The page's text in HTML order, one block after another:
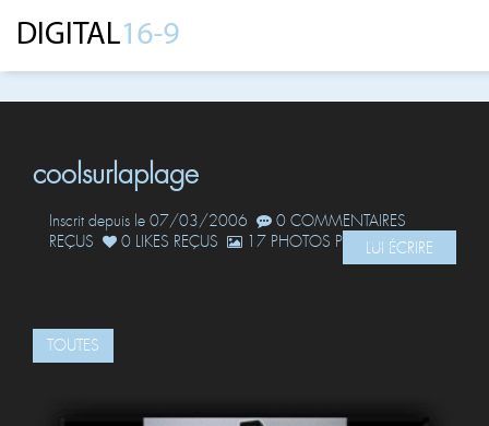
coolsurlaplage
Inscrit depuis le 07/03/2006
0 COMMENTAIRES
REÇUS
0 LIKES REÇUS 17 PHOTOS POSTÉESLUI ÉCRIRE
TOUTES